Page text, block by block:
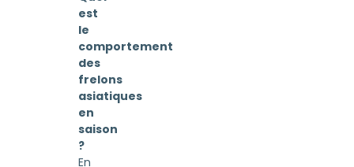
est
le
comportement
des
frelons
asiatiques
en
saison
?
En